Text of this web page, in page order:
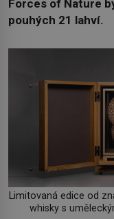
Forces of Nature
pouhých 21 lahví.
Limitovaná edice od
whisky s